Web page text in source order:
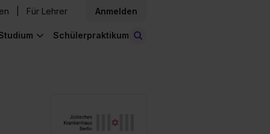
Für Lehrer Anmelden
Schülerpraktikum